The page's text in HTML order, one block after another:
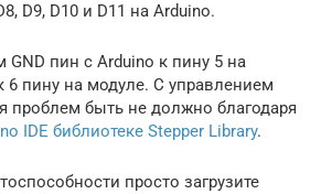
D9, D10 и D11 на Arduino.
GND пин с Arduino к пину 5 на
6 пину на модуле. С управлением
проблем быть не должно благодаря
IDE библиотеке Stepper Library.
просто загрузите